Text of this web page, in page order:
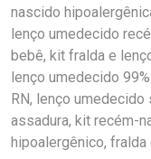
nascido
lenço umedecido
bebê, kit fralda e
lenço umedecido
RN, lenço
assadura, kit recém-
hipoalergênico,